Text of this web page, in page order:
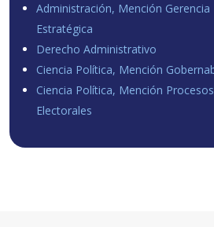
Administración, Mención Gerencia
Estratégica
Derecho Administrativo
Ciencia Política, Mención
Ciencia Política, Mención Procesos
Electorales